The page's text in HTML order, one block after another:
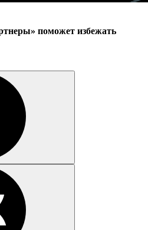
поможет избежать